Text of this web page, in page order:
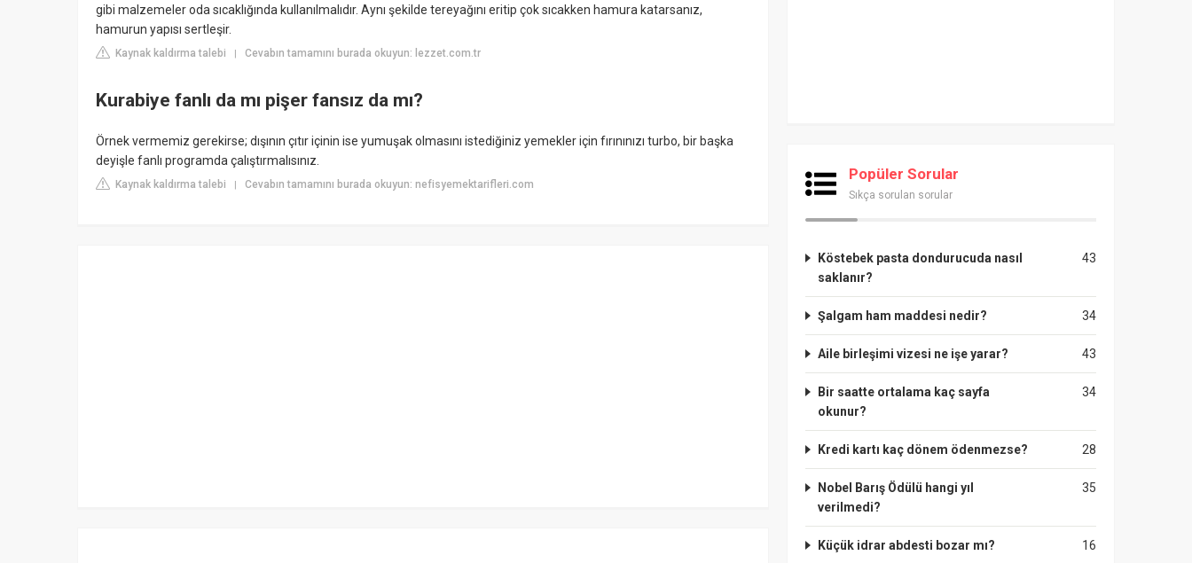
gibi malzemeler oda sıcaklığında kullanılmalıdır. Aynı şekilde tereyağını eritip çok sıcakken hamura katarsanız,
hamurun yapısı sertleşir.
Kaynak kaldırma talebi | Cevabın tamamını burada okuyun: lezzet.com.tr
Kurabiye fanlı da mı pişer fansız da mı?
Örnek vermemiz gerekirse; dışının çıtır içinin ise yumuşak olmasını istediğiniz yemekler için fırınınızı turbo, bir başka
deyişle fanlı programda çalıştırmalısınız.
Kaynak kaldırma talebi | Cevabın tamamını burada okuyun: nefisyemektarifleri.com
Popüler Sorular
Sıkça sorulan sorular
43
Köstebek pasta dondurucuda nasıl
saklanır?
34
Şalgam ham maddesi nedir?
43
Aile birleşimi vizesi ne işe yarar?
34
Bir saatte ortalama kaç sayfa
okunur?
28
Kredi kartı kaç dönem ödenmezse?
35
Nobel Barış Ödülü hangi yıl
verilmedi?
16
Küçük idrar abdesti bozar mı?